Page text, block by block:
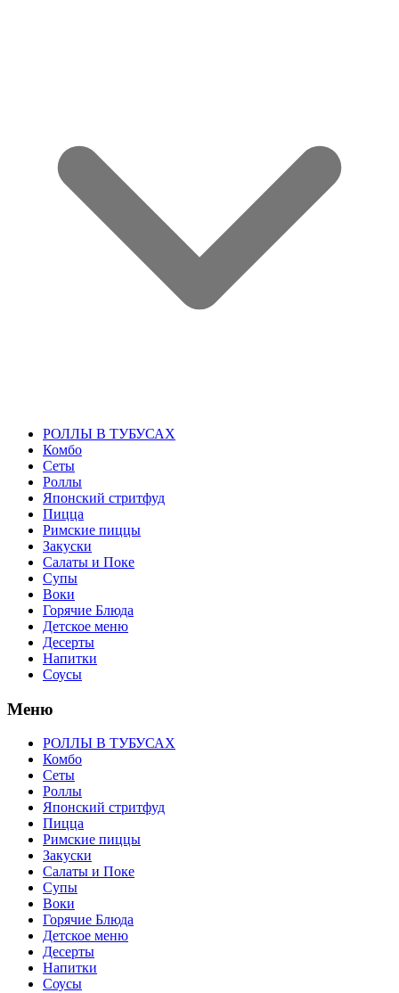
РОЛЛЫ В ТУБУСАХ
Комбо
Сеты
Роллы
Японский стритфуд
Пицца
Римские пиццы
Закуски
Салаты и Поке
Супы
Воки
Горячие Блюда
Детское меню
Десерты
Напитки
Соусы
Меню
РОЛЛЫ В ТУБУСАХ
Комбо
Сеты
Роллы
Японский стритфуд
Пицца
Римские пиццы
Закуски
Салаты и Поке
Супы
Воки
Горячие Блюда
Детское меню
Десерты
Напитки
Соусы